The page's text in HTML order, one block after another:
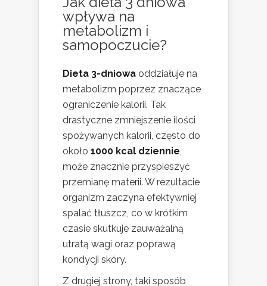
wpływa na
metabolizm i
samopoczucie?
Dieta 3-dniowa oddziałuje na
metabolizm poprzez znaczące
ograniczenie kalorii. Tak
drastyczne zmniejszenie ilości
spożywanych kalorii, często do
około 1000 kcal dziennie
może znacznie przyspieszyć
przemianę materii. W rezultacie
organizm zaczyna efektywniej
spalać tłuszcz, co w krótkim
czasie skutkuje zauważalną
utratą wagi oraz poprawą
kondycji skóry.
Z drugiej strony, taki sposób